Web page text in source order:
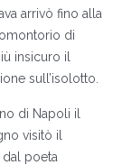
arrivò fino alla
di
insicuro il
sull’isolotto.
di Napoli il
visitò il
poeta